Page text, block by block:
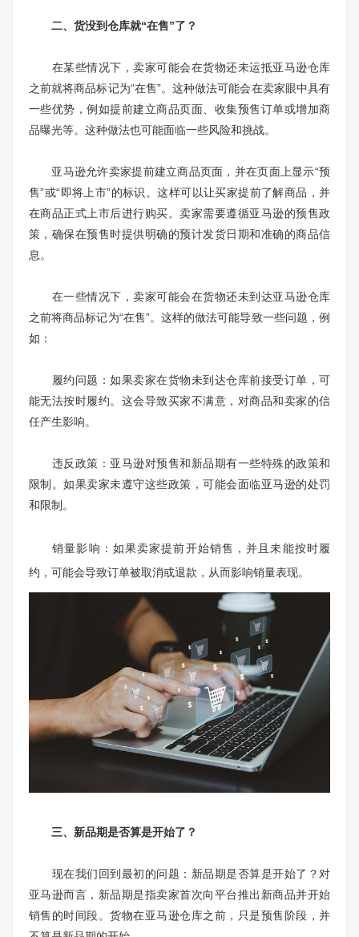
二、货没到仓库就“在售”了？
在某些情况下，卖家可能会在货物还未运抵亚马逊仓库
之前就将商品标记为“在售”。这种做法可能会在卖家眼中具有
一些优势，例如提前建立商品页面、收集预售订单或增加商
品曝光等。这种做法也可能面临一些风险和挑战。
亚马逊允许卖家提前建立商品页面，并在页面上显示“预
售”或“即将上市”的标识。这样可以让买家提前了解商品，并
在商品正式上市后进行购买。卖家需要遵循亚马逊的预售政
策，确保在预售时提供明确的预计发货日期和准确的商品信
息。
在一些情况下，卖家可能会在货物还未到达亚马逊仓库
之前将商品标记为“在售”。这样的做法可能导致一些问题，例
如：
履约问题：如果卖家在货物未到达仓库前接受订单，可
能无法按时履约。这会导致买家不满意，对商品和卖家的信
任产生影响。
违反政策：亚马逊对预售和新品期有一些特殊的政策和
限制。如果卖家未遵守这些政策，可能会面临亚马逊的处罚
和限制。
销量影响：如果卖家提前开始销售，并且未能按时履
约，可能会导致订单被取消或退款，从而影响销量表现。
三、新品期是否算是开始了？
现在我们回到最初的问题：新品期是否算是开始了？对
亚马逊而言，新品期是指卖家首次向平台推出新商品并开始
销售的时间段。货物在亚马逊仓库之前，只是预售阶段，并